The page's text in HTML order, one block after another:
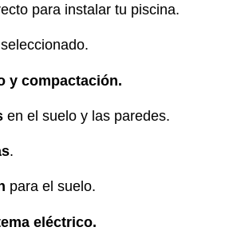
para instalar tu piscina.
y compactación.
en el suelo y las paredes.
.
para el suelo.
eléctrico.